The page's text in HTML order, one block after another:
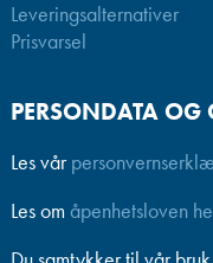
Leveringsalternativer
Prisvarsel
PERSONDATA OG
Les vår
Les om åpenhetsloven